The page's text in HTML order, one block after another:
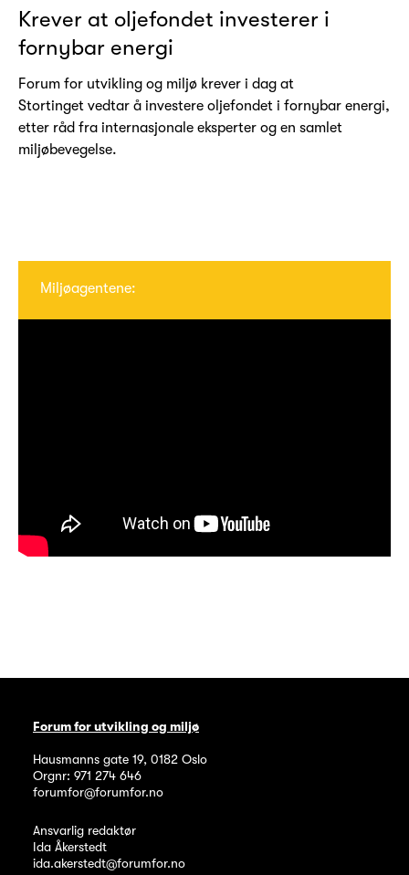
Krever at oljefondet investerer i
fornybar energi
Forum for utvikling og miljø krever i dag at
Stortinget vedtar å investere oljefondet i fornybar energi,
etter råd fra internasjonale eksperter og en samlet
miljøbevegelse.
Miljøagentene:
Forum for utvikling og miljø
Hausmanns gate 19, 0182 Oslo
Orgnr: 971 274 646
forumfor@forumfor.no
Ansvarlig redaktør
Ida Åkerstedt
ida.akerstedt@forumfor.no